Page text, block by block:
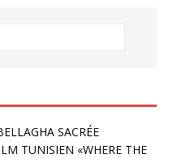
SACRÉE
TUNISIEN «WHERE THE